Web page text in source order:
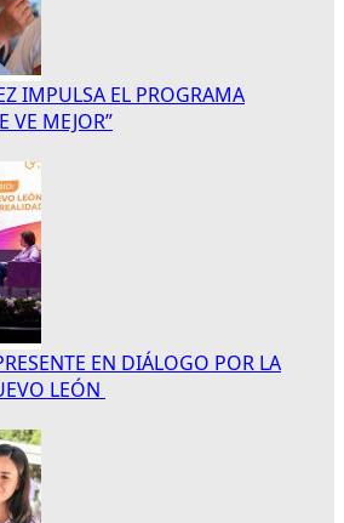
IMPULSA EL PROGRAMA
VE MEJOR”
EN DIÁLOGO POR LA
LEÓN